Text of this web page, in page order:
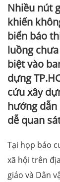
Nhiều nút
khiến
biển báo
luồng
biệt vào
dựng
cứu xây
hướng
dễ quan
Tại họp báo
xã hội trên
giáo và Dân